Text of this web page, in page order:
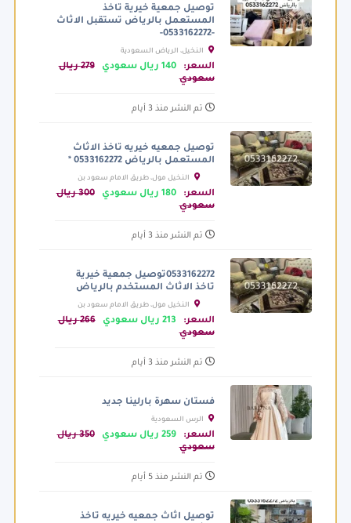
توصيل جمعية خيرية تاخذ
المستعمل بالرياض تستقبل الاثاث
-0533162272-
السعر: 140 ريال سعودي
279 ريال
سعودي
تم النشر منذ 3 أيام
توصيل جمعيه خيريه تاخذ الاثاث
المستعمل بالرياض 0533162272 *
النخيل مول، طريق الامام سعود بن
عبدالعزيز بن محمد الفرعي، الرياض السعودية
السعر: 180 ريال سعودي
300 ريال
سعودي
تم النشر منذ 3 أيام
0533162272توصيل جمعية خيرية
تاخذ الاثاث المستخدم بالرياض
النخيل مول، طريق الامام سعود بن
عبدالعزيز بن محمد الفرعي، الرياض السعودية
السعر: 213 ريال سعودي
266 ريال
سعودي
تم النشر منذ 3 أيام
فستان سهرة بارلينا جديد
السعر: 259 ريال سعودي
350 ريال
سعودي
تم النشر منذ 5 أيام
توصيل اثاث جمعيه خيريه تاخذ